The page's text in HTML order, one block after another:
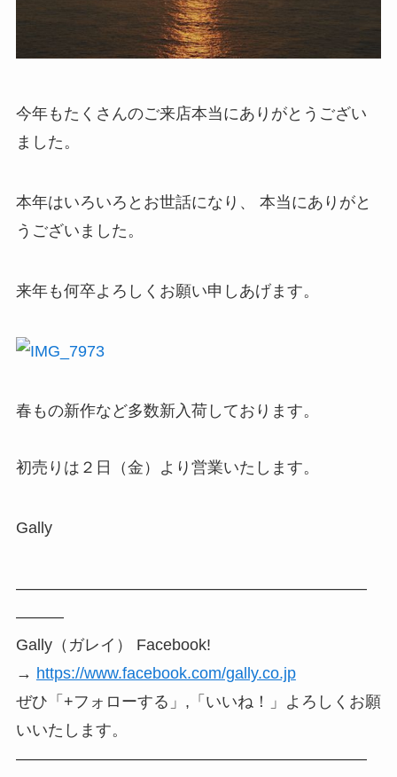
今年もたくさんのご来店本当にありがとうござい
ました。
本年はいろいろとお世話になり、 本当にありがと
うございました。
来年も何卒よろしくお願い申しあげます。
春もの新作など多数新入荷しております。
初売りは２日（金）より営業いたします。
Gally
——————————————————————
———
Gally（ガレイ） Facebook!
→ https://www.facebook.com/gally.co.jp
ぜひ「+フォローする」,「いいね！」よろしくお願
いいたします。
——————————————————————